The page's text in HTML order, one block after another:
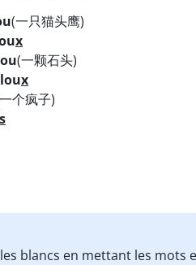
(一只猫头鹰)
x
(一颗石头)
x
个疯子)
s
blancs en mettant les mots